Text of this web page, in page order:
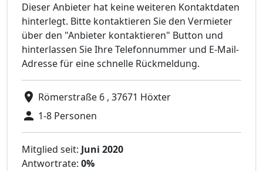
Dieser Anbieter hat keine weiteren Kontaktdaten
hinterlegt. Bitte kontaktieren Sie den Vermieter
über den "Anbieter kontaktieren" Button und
hinterlassen Sie Ihre Telefonnummer und E-Mail-
Adresse für eine schnelle Rückmeldung.
Römerstraße 6 , 37671 Höxter
1-8 Personen
Mitglied seit: Juni 2020
Antwortrate: 0%